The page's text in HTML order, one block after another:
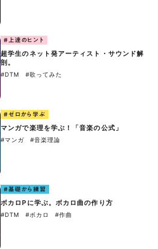
#上達のヒント
超学生のネット発アーティスト・サウンド解
剖。
#DTM #歌ってみた
#ゼロから学ぶ
マンガで楽理を学ぶ！「音楽の公式」
#マンガ #音楽理論
#基礎から練習
ボカロPに学ぶ。ボカロ曲の作り方
#DTM #ボカロ #作曲